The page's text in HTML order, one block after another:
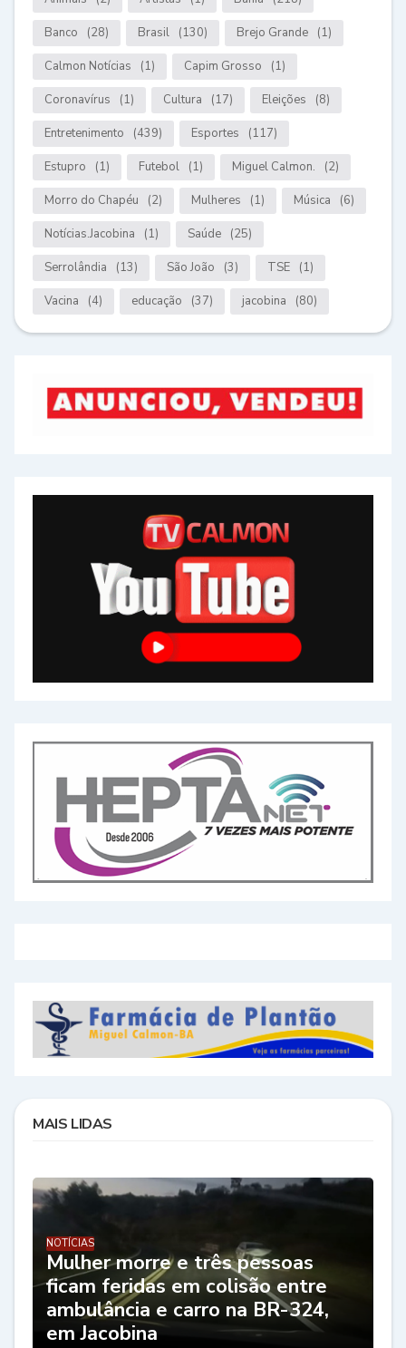
Banco (28) Brasil (130) Brejo Grande (1)
Calmon Notícias (1) Capim Grosso (1)
Coronavírus (1) Cultura (17) Eleições (8)
Entretenimento (439) Esportes (117)
Estupro (1) Futebol (1) Miguel Calmon. (2)
Morro do Chapéu (2) Mulheres (1) Música (6)
Notícias.Jacobina (1) Saúde (25)
Serrolândia (13) São João (3) TSE (1)
Vacina (4) educação (37) jacobina (80)
MAIS LIDAS
NOTÍCIAS
Mulher morre e três pessoas
ficam feridas em colisão entre
ambulância e carro na BR-324,
em Jacobina